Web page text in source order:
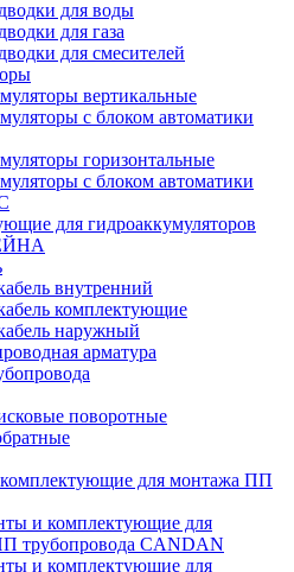
для воды
для газа
для смесителей
вертикальные
с блоком автоматики
горизонтальные
с блоком автоматики
для гидроаккумуляторов
внутренний
комплектующие
наружный
арматура
поворотные
для монтажа ПП
и комплектующие для
трубопровода CANDAN
и комплектующие для